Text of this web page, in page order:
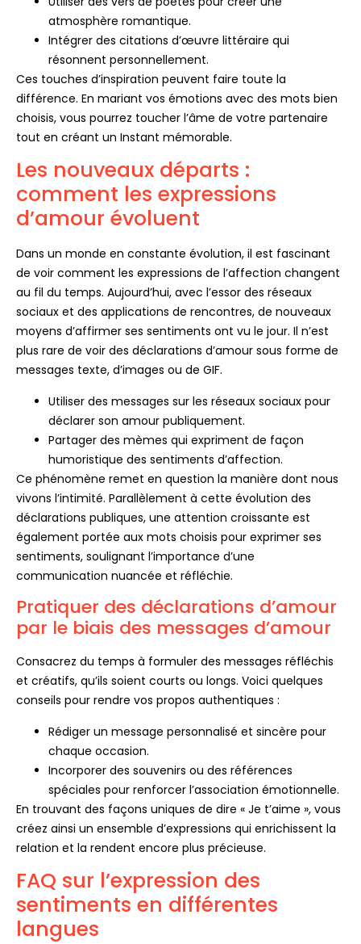
atmosphère romantique.
Intégrer des citations d’œuvre littéraire qui
résonnent personnellement.
Ces touches d’inspiration peuvent faire toute la
différence. En mariant vos émotions avec des mots bien
choisis, vous pourrez toucher l’âme de votre partenaire
tout en créant un Instant mémorable.
Les nouveaux départs :
comment les expressions
d’amour évoluent
Dans un monde en constante évolution, il est fascinant
de voir comment les expressions de l’affection changent
au fil du temps. Aujourd’hui, avec l’essor des réseaux
sociaux et des applications de rencontres, de nouveaux
moyens d’affirmer ses sentiments ont vu le jour. Il n’est
plus rare de voir des déclarations d’amour sous forme de
messages texte, d’images ou de GIF.
Utiliser des messages sur les réseaux sociaux pour
déclarer son amour publiquement.
Partager des mèmes qui expriment de façon
humoristique des sentiments d’affection.
Ce phénomène remet en question la manière dont nous
vivons l’intimité. Parallèlement à cette évolution des
déclarations publiques, une attention croissante est
également portée aux mots choisis pour exprimer ses
sentiments, soulignant l’importance d’une
communication nuancée et réfléchie.
Pratiquer des déclarations d’amour
par le biais des messages d’amour
Consacrez du temps à formuler des messages réfléchis
et créatifs, qu’ils soient courts ou longs. Voici quelques
conseils pour rendre vos propos authentiques :
Rédiger un message personnalisé et sincère pour
chaque occasion.
Incorporer des souvenirs ou des références
spéciales pour renforcer l’association émotionnelle.
En trouvant des façons uniques de dire « Je t’aime », vous
créez ainsi un ensemble d’expressions qui enrichissent la
relation et la rendent encore plus précieuse.
FAQ sur l’expression des
sentiments en différentes
langues